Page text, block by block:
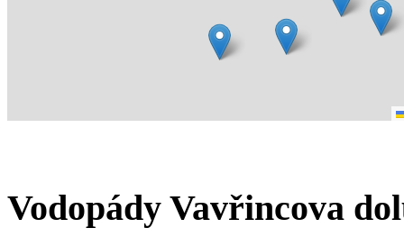
Vodopády Vavřincova